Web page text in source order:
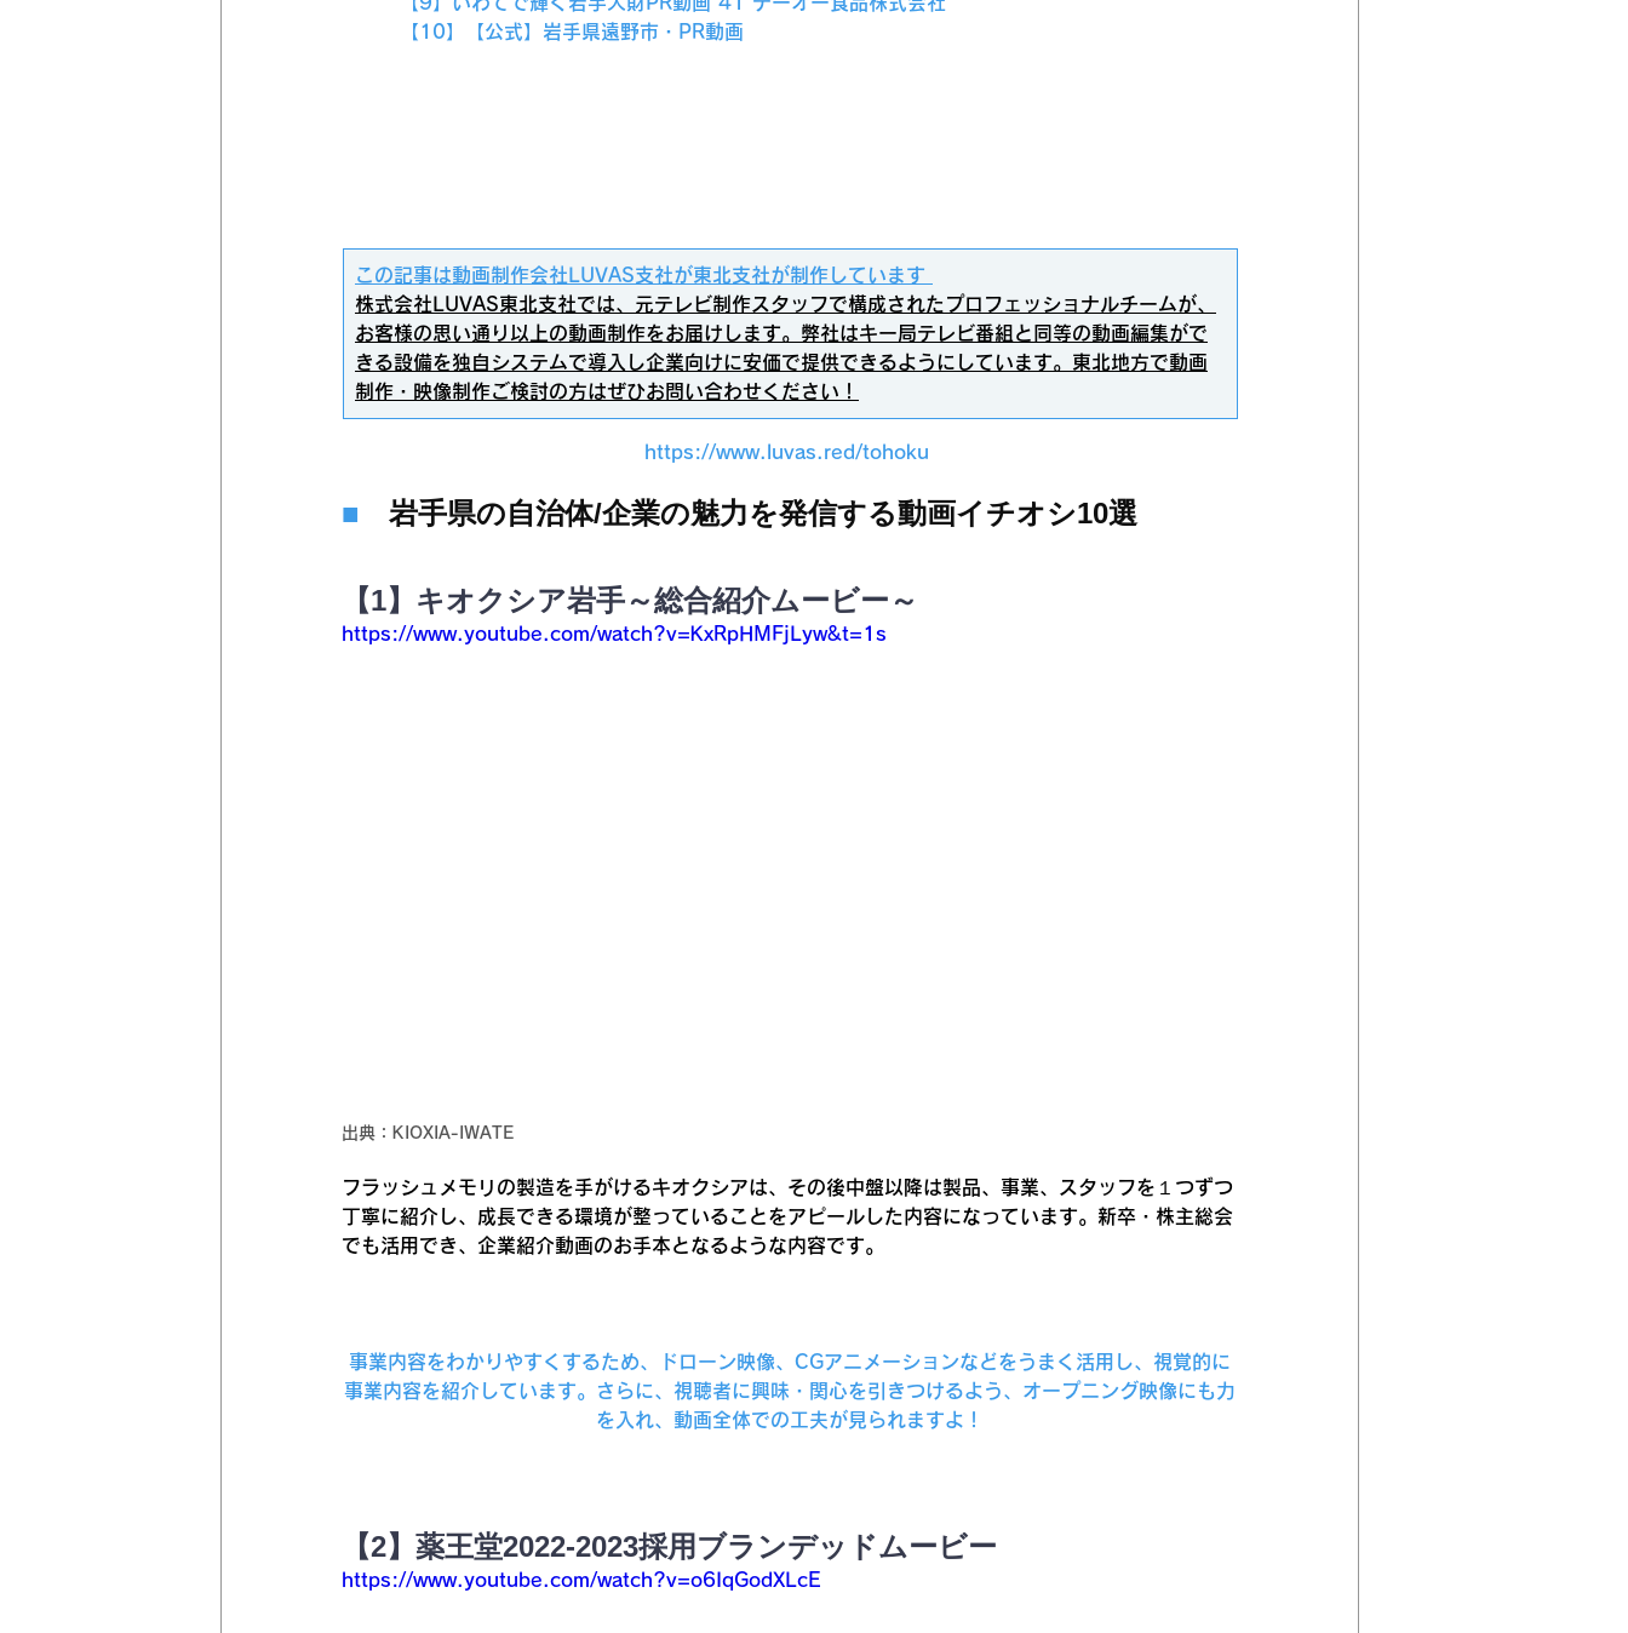
【10】【公式】岩手県遠野市・PR動画
​この記事は動画制作会社LUVAS支社が東北支社が制作しています
株式会社LUVAS東北支社では、元テレビ制作スタッフで構成されたプロフェッショナルチームが、
お客様の思い通り以上の動画制作をお届けします。弊社はキー局テレビ番組と同等の動画編集がで
きる設備を独自システムで導入し企業向けに安価で提供できるようにしています。東北地方で動画
制作・映像制作ご検討の方はぜひお問い合わせください！
https://www.luvas.red/tohoku
■ 岩手県の自治体/企業の魅力を発信する動画イチオシ10選
【1】キオクシア岩手～総合紹介ムービー～
https://www.youtube.com/watch?v=KxRpHMFjLyw&t=1s
出典：KIOXIA-IWATE
フラッシュメモリの製造を手がけるキオクシアは、その後中盤以降は製品、事業、スタッフを１つずつ
丁寧に紹介し、成長できる環境が整っていることをアピールした内容になっています。新卒・株主総会
でも活用でき、企業紹介動画のお手本となるような内容です。
事業内容をわかりやすくするため、ドローン映像、CGアニメーションなどをうまく活用し、視覚的に
事業内容を紹介しています。さらに、視聴者に興味・関心を引きつけるよう、オープニング映像にも力
を入れ、動画全体での工夫が見られますよ！
【2】薬王堂2022-2023採用ブランデッドムービー
https://www.youtube.com/watch?v=o6IqGodXLcE